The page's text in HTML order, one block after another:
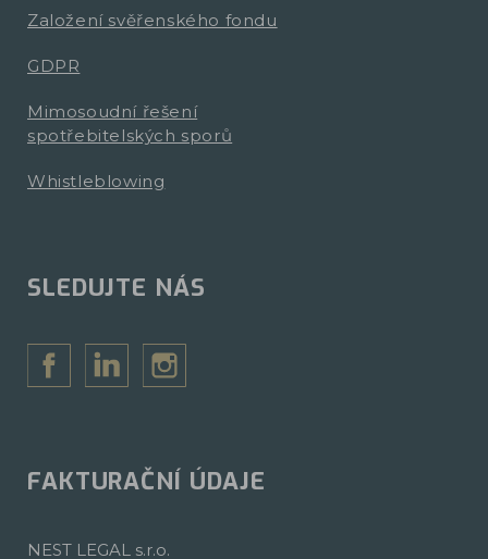
Založení svěřenského fondu
GDPR
Mimosoudní řešení
spotřebitelských sporů
Whistleblowing
SLEDUJTE NÁS
FAKTURAČNÍ ÚDAJE
NEST LEGAL s.r.o.